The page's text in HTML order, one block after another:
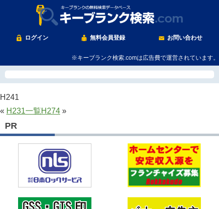
ログイン 無料会員登録 お問い合わせ
※キーブランク検索.comは広告費で運営されています。
H241
« H231一覧H274 »
PR